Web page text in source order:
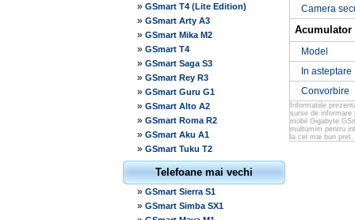
» GSmart T4 (Lite Edition)
» GSmart Arty A3
» GSmart Mika M2
» GSmart T4
» GSmart Saga S3
» GSmart Rey R3
» GSmart Guru G1
» GSmart Alto A2
» GSmart Roma R2
» GSmart Aku A1
» GSmart Tuku T2
Telefoane mai vechi
» GSmart Sierra S1
» GSmart Simba SX1
Camera
Acumulator
Model
In asteptare
Convorbire
Informatiile
surse de informare
mobil Gigabyte
multumim pentru
la cel mai bun pret.